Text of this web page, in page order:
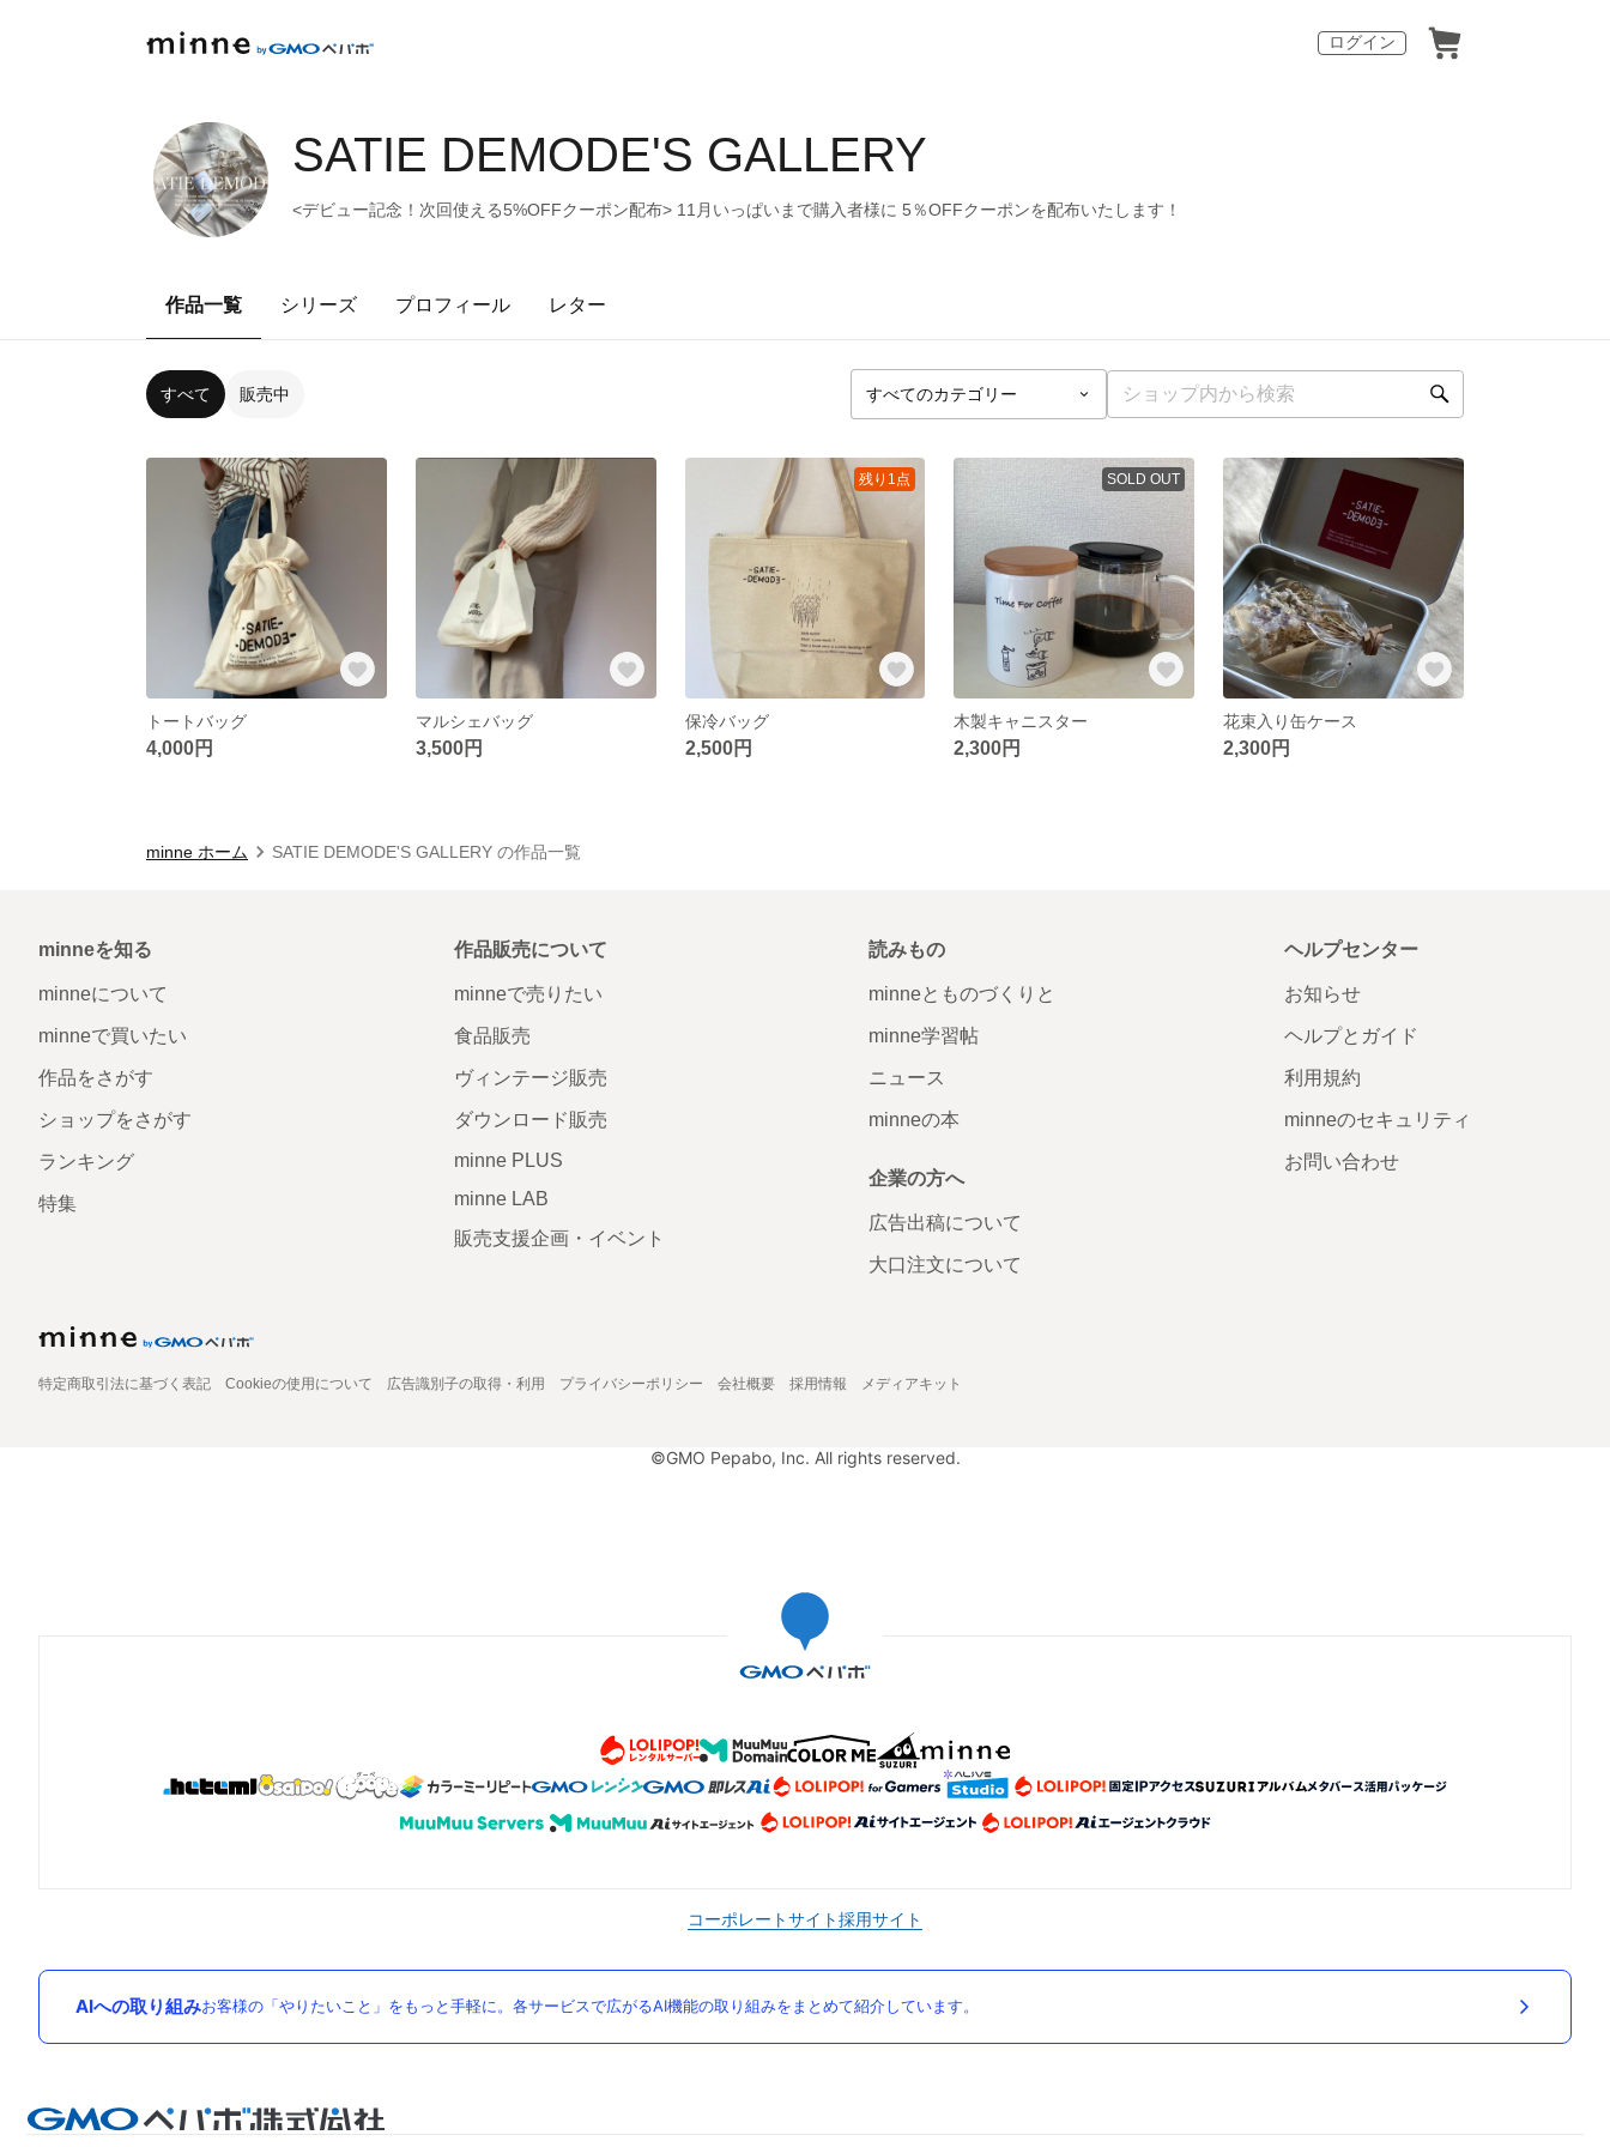
ログイン
SATIE DEMODE'S GALLERY
<デビュー記念！次回使える5%OFFクーポン配布> 11月いっぱいまで購入者様に 5％OFFクーポンを配布いたします！
作品一覧 シリーズ プロフィール レター
すべて 販売中
トートバッグ
4,000円
マルシェバッグ
3,500円
残り1点
保冷バッグ
2,500円
SOLD OUT
木製キャニスター
2,300円
花束入り缶ケース
2,300円
minne ホーム SATIE DEMODE'S GALLERY の作品一覧
minneを知る
minneについて
minneで買いたい
作品をさがす
ショップをさがす
ランキング
特集
作品販売について
minneで売りたい
食品販売
ヴィンテージ販売
ダウンロード販売
minne PLUS
minne LAB
販売支援企画・イベント
読みもの
minneとものづくりと
minne学習帖
ニュース
minneの本
企業の方へ
広告出稿について
大口注文について
ヘルプセンター
お知らせ
ヘルプとガイド
利用規約
minneのセキュリティ
お問い合わせ
特定商取引法に基づく表記 Cookieの使用について 広告識別子の取得・利用 プライバシーポリシー 会社概要 採用情報 メディアキット
©GMO Pepabo, Inc. All rights reserved.
コーポレートサイト採用サイト
AIへの取り組みお客様の「やりたいこと」をもっと手軽に。各サービスで広がるAI機能の取り組みをまとめて紹介しています。